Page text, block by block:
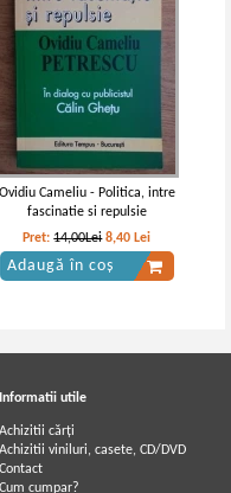
Ovidiu Cameliu - Politica, intre
fascinatie si repulsie
Pret:14,00Lei 8,40 Lei
Adaugă în coș
Informatii utile
Achizitii cărți
Achizitii viniluri, casete, CD/DVD
Contact
Cum cumpar?